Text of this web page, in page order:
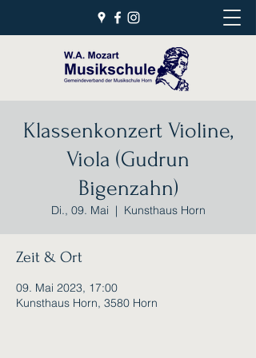
Klassenkonzert Violine,
Viola (Gudrun
Bigenzahn)
Di., 09. Mai
  |
Kunsthaus Horn
Zeit & Ort
09. Mai 2023, 17:00
Kunsthaus Horn, 3580 Horn